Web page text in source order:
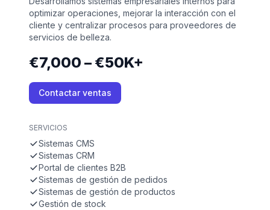
optimizar operaciones, mejorar la interacción con el
cliente y centralizar procesos para proveedores de
servicios de belleza.
€7,000 – €50K+
Contactar ventas
SERVICIOS
Sistemas CMS
Sistemas CRM
Portal de clientes B2B
Sistemas de gestión de pedidos
Sistemas de gestión de productos
Gestión de stock